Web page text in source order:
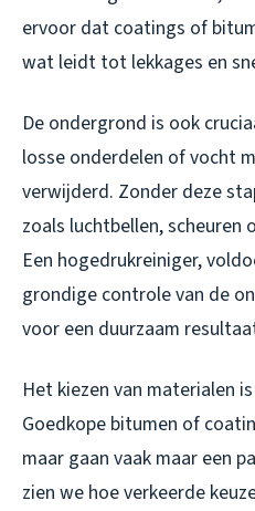
ervoor dat coatings of
wat leidt tot lekkages en
De ondergrond is ook
losse onderdelen of vocht
verwijderd. Zonder deze
zoals luchtbellen, scheuren
Een hogedrukreiniger,
grondige controle van de
voor een duurzaam
Het kiezen van materialen
Goedkope bitumen of
maar gaan vaak maar een
zien we hoe verkeerde